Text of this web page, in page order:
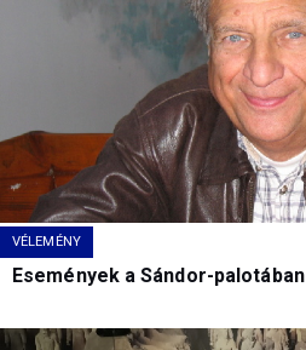
VÉLEMÉNY
Események a Sándor-palotában